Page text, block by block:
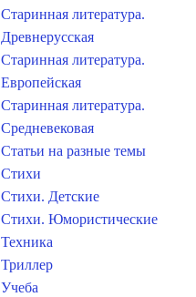
Старинная литература.
Древнерусская
Старинная литература.
Европейская
Старинная литература.
Средневековая
Статьи на разные темы
Стихи
Стихи. Детские
Стихи. Юмористические
Техника
Триллер
Учеба